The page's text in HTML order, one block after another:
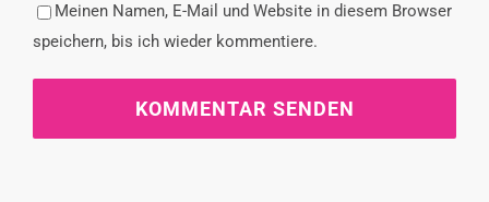
Meinen Namen, E-Mail und Website in diesem Browser
speichern, bis ich wieder kommentiere.